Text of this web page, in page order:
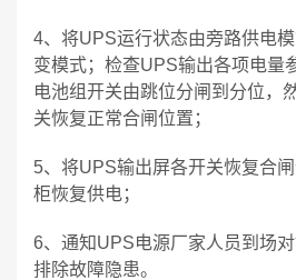
4、将UPS运行状态由旁路供电
变模式；检查UPS输出各项电量
电池组开关由跳位分闸到分位，
关恢复正常合闸位置；
5、将UPS输出屏各开关恢复合
柜恢复供电；
6、通知UPS电源厂家人员到场对
排除故障隐患。